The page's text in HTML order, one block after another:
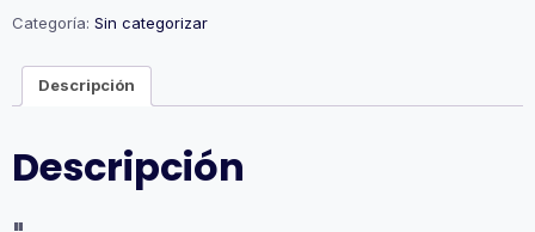
cantidad
Categoría: Sin categorizar
Descripción
Descripción